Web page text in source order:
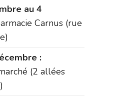
au 4
Carnus (rue
:
(2 allées